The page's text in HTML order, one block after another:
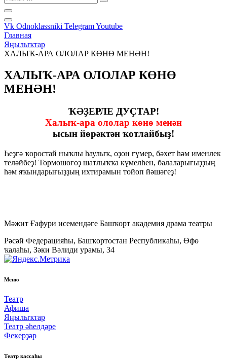
Vk Odnoklassniki TelegramYoutube
Главная
Яңылыҡтар
ХАЛЫҠ-АРА ОЛОЛАР КӨНӨ МЕНӘН!
ХАЛЫҠ-АРА ОЛОЛАР КӨНӨ
МЕНӘН!
ҠӘҘЕРЛЕ ДУҪТАР!
Халыҡ-ара ололар көнө менән
ысын йөрәктән ҡотлайбыҙ!
Һеҙгә ҡоростай ныҡлы һаулыҡ, оҙон ғүмер, бәхет һәм именлек
теләйбеҙ! Тормошоғоҙ шатлыҡҡа күмелһен, балаларығыҙҙың
һәм яҡындарығыҙҙың ихтирамын тойоп йәшәгеҙ!
Мәжит Ғафури исемендәге Башҡорт академия драма театры
Рәсәй Федерацияһы, Башҡортостан Республикаһы, Өфө
ҡалаһы, Зәки Вәлиди урамы, 34
Меню
Театр
Афиша
Яңылыҡтар
Театр әһелдәре
Фекерҙәр
Театр кассаһы